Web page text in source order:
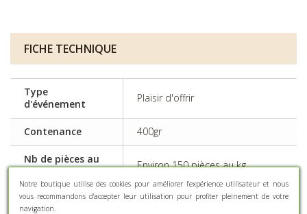
FICHE TECHNIQUE
Type
d'événement
Plaisir d'offrir
Contenance 400gr
Nb de pièces au
kilo (±10%)
Environ 150 pièces au kg
Effets
Certains colorants peuvent avoir
Notre boutique utilise des cookies pour améliorer l'expérience utilisateur et nous
vous recommandons d'accepter leur utilisation pour profiter pleinement de votre
navigation.